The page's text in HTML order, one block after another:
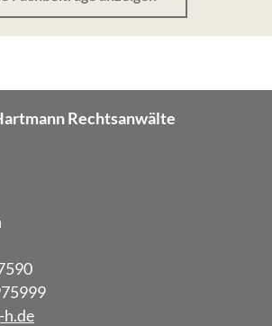
Rechtsanwälte
h.de